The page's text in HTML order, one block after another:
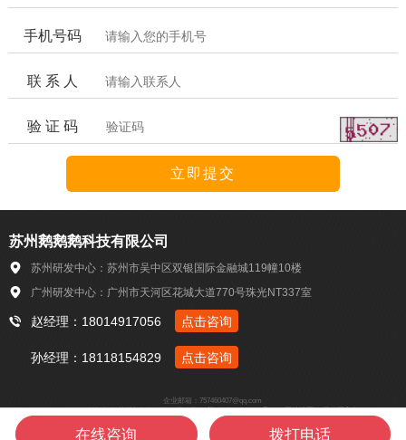
手机号码
联 系 人
验 证 码
苏州鹅鹅鹅科技有限公司
苏州研发中心：苏州市吴中区双银国际金融城119幢10楼
广州研发中心：广州市天河区花城大道770号珠光NT337室
赵经理：18014917056 点击咨询
孙经理：18118154829 点击咨询
企业邮箱：757460407@qq.com
Copyright © 2018-2022 版权所有 苏州鹅鹅鹅科技有限公司
苏ICP备18047093号-1 网站地图 苏公网安备
在线咨询 拨打电话